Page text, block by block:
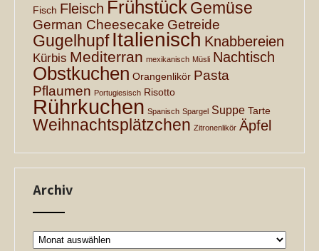
Fisch Fleisch Frühstück Gemüse
German Cheesecake Getreide
Gugelhupf Italienisch Knabbereien
Kürbis Mediterran mexikanisch Müsli Nachtisch
Obstkuchen Orangenlikör Pasta
Pflaumen Portugiesisch Risotto
Rührkuchen Spanisch Spargel Suppe Tarte
Weihnachtsplätzchen Zitronenlikör Äpfel
Archiv
Archiv